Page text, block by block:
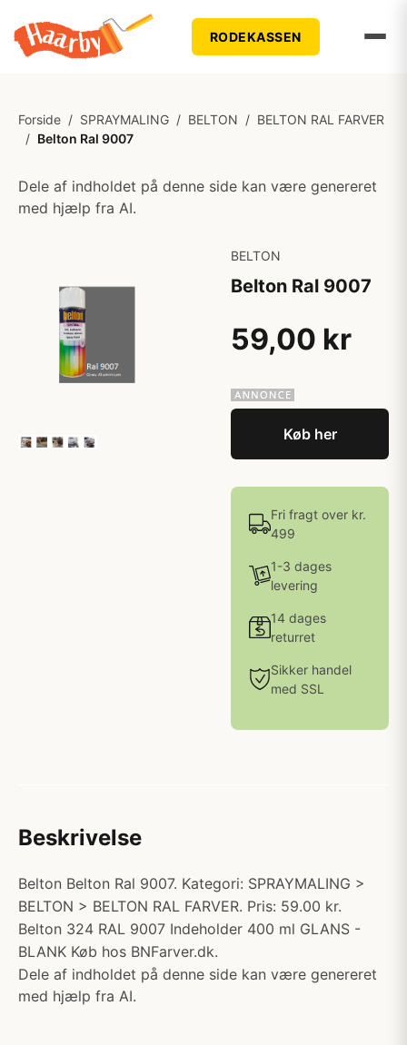
RODEKASSEN
Forside / SPRAYMALING / BELTON / BELTON RAL FARVER
/ Belton Ral 9007
Dele af indholdet på denne side kan være genereret
med hjælp fra AI.
BELTON
Belton Ral 9007
59,00 kr
Køb her
Fri fragt over kr.
499
1-3 dages
levering
14 dages
returret
Sikker handel
med SSL
Beskrivelse
Belton Belton Ral 9007. Kategori: SPRAYMALING >
BELTON > BELTON RAL FARVER. Pris: 59.00 kr.
Belton 324 RAL 9007 Indeholder 400 ml GLANS -
BLANK Køb hos BNFarver.dk.
Dele af indholdet på denne side kan være genereret
med hjælp fra AI.